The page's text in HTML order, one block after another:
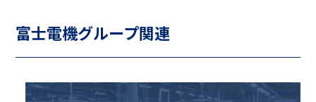
富士電機グループ関連